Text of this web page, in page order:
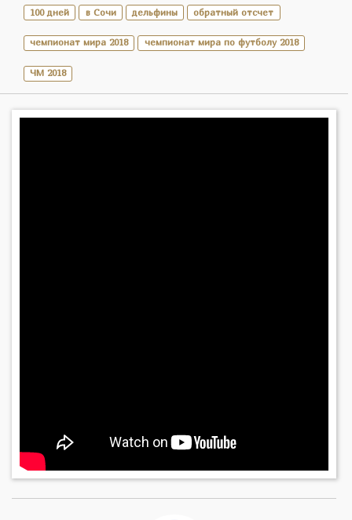
100 дней в Сочи дельфины обратный отсчет
чемпионат мира 2018 чемпионат мира по футболу 2018
ЧМ 2018